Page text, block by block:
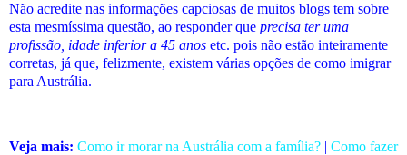
Não acredite nas informações capciosas de muitos blogs tem sobre
esta mesmíssima questão, ao responder que precisa ter uma
profissão, idade inferior a 45 anos etc. pois não estão inteiramente
corretas, já que, felizmente, existem várias opções de como imigrar
para Austrália.
Veja mais: Como ir morar na Austrália com a família? | Como fazer